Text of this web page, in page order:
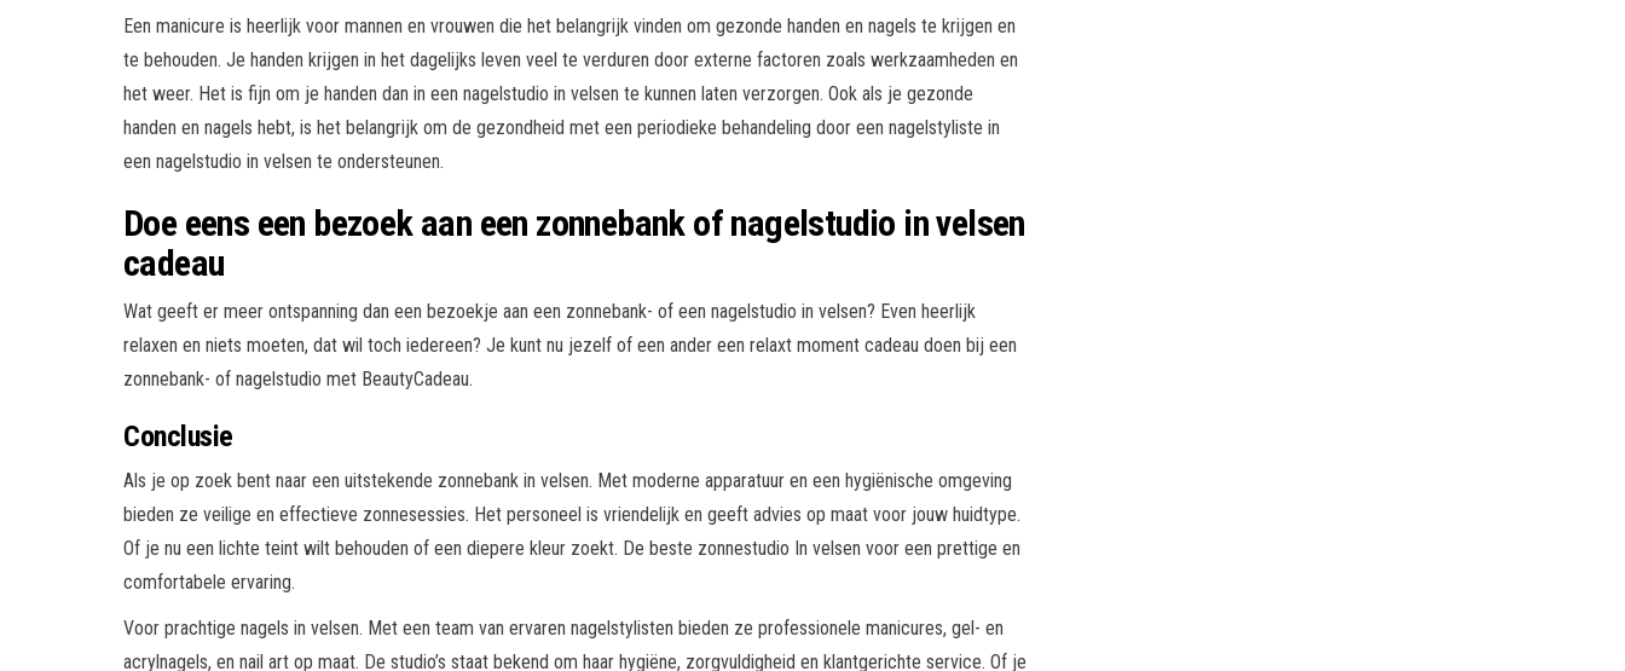
Een manicure is heerlijk voor mannen en vrouwen die het belangrijk vinden om gezonde handen en nagels te krijgen en
te behouden. Je handen krijgen in het dagelijks leven veel te verduren door externe factoren zoals werkzaamheden en
het weer. Het is fijn om je handen dan in een nagelstudio in velsen te kunnen laten verzorgen. Ook als je gezonde
handen en nagels hebt, is het belangrijk om de gezondheid met een periodieke behandeling door een nagelstyliste in
een nagelstudio in velsen te ondersteunen.
Doe eens een bezoek aan een zonnebank of nagelstudio in velsen
cadeau
Wat geeft er meer ontspanning dan een bezoekje aan een zonnebank- of een nagelstudio in velsen? Even heerlijk
relaxen en niets moeten, dat wil toch iedereen? Je kunt nu jezelf of een ander een relaxt moment cadeau doen bij een
zonnebank- of nagelstudio met BeautyCadeau.
Conclusie
Als je op zoek bent naar een uitstekende zonnebank in velsen. Met moderne apparatuur en een hygiënische omgeving
bieden ze veilige en effectieve zonnesessies. Het personeel is vriendelijk en geeft advies op maat voor jouw huidtype.
Of je nu een lichte teint wilt behouden of een diepere kleur zoekt. De beste zonnestudio In velsen voor een prettige en
comfortabele ervaring.
Voor prachtige nagels in velsen. Met een team van ervaren nagelstylisten bieden ze professionele manicures, gel- en
acrylnagels, en nail art op maat. De studio’s staat bekend om haar hygiëne, zorgvuldigheid en klantgerichte service. Of je